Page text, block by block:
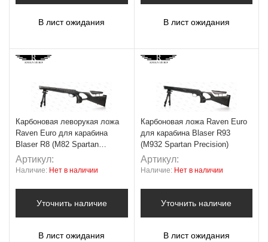
В лист ожидания В лист ожидания
Карбоновая леворукая ложа
Raven Euro для карабина
Blaser R8 (M82 Spartan
Precision)
Артикул:
Наличие: Нет в наличии
Уточнить наличие
В лист ожидания
Карбоновая ложа Raven Euro
для карабина Blaser R93
(M932 Spartan Precision)
Артикул:
Наличие: Нет в наличии
Уточнить наличие
В лист ожидания